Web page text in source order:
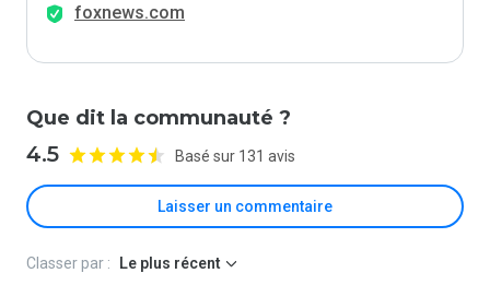
foxnews.com
Que dit la communauté ?
4.5 Basé sur 131 avis
Laisser un commentaire
Classer par : Le plus récent